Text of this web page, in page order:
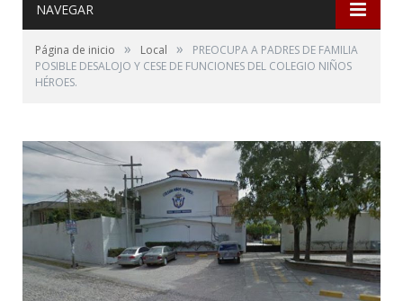
NAVEGAR
Página de inicio » Local »
PREOCUPA A PADRES DE FAMILIA
POSIBLE DESALOJO Y CESE DE FUNCIONES DEL COLEGIO NIÑOS
HÉROES.